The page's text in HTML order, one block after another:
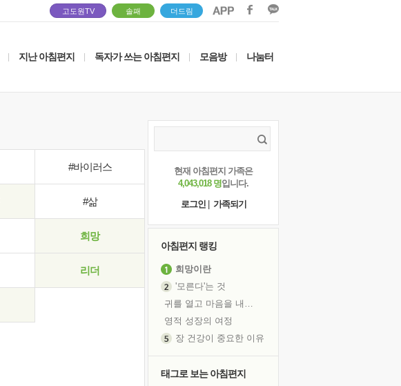
고도원TV 솔패 더드림
지난 아침편지 독자가 쓰는 아침편지 모음방 나눔터
#바이러스
#삶
희망
리더
현재 아침편지 가족은
4,043,018 명입니다.
로그인
가족되기
아침편지 랭킹
희망이란
'모른다'는 것
귀를 열고 마음을 내어주고
영적 성장의 여정
장 건강이 중요한 이유
태그로 보는 아침편지